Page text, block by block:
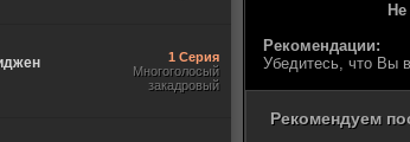
Рекомендации:
Убедитесь, что Вы
Рекомендуем
1 Серия
Многоголосый
закадровый